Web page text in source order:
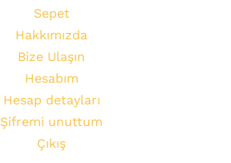
Sepet
Hakkımızda
Bize Ulaşın
Hesabım
Hesap detayları
Şifremi unuttum
Çıkış